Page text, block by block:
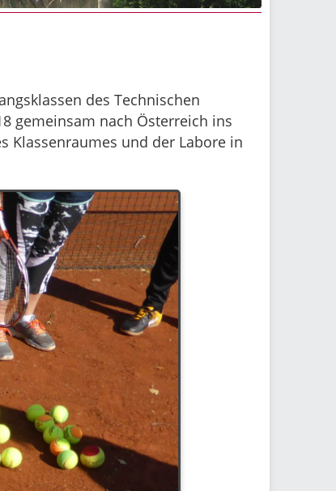
des Technischen
gemeinsam nach Österreich ins
Klassenraumes und der Labore in